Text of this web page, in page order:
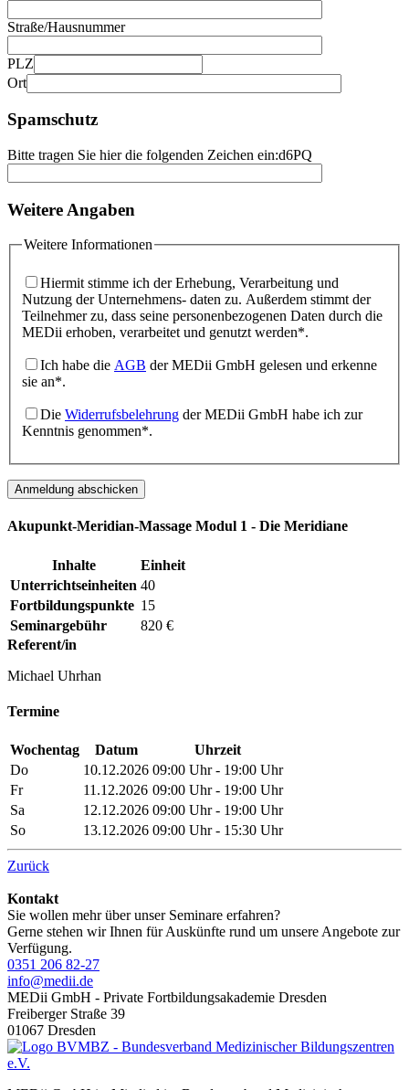
Straße/Hausnummer
PLZ
Ort
Spamschutz
Bitte tragen Sie hier die folgenden Zeichen ein:d6PQ
Weitere Angaben
Weitere Informationen
Hiermit stimme ich der Erhebung, Verarbeitung und
Nutzung der Unternehmens- daten zu. Außerdem stimmt der
Teilnehmer zu, dass seine personenbezogenen Daten durch die
MEDii erhoben, verarbeitet und genutzt werden*.
Ich habe die AGB der MEDii GmbH gelesen und erkenne
sie an*.
Die Widerrufsbelehrung der MEDii GmbH habe ich zur
Kenntnis genommen*.
Akupunkt-Meridian-Massage Modul 1 - Die Meridiane
Inhalte
Einheit
Unterrichtseinheiten 40
Fortbildungspunkte 15
Seminargebühr
820 €
Referent/in
Michael Uhrhan
Termine
Wochentag Datum
Uhrzeit
Do
10.12.2026 09:00 Uhr - 19:00 Uhr
Fr
11.12.2026 09:00 Uhr - 19:00 Uhr
Sa
12.12.2026 09:00 Uhr - 19:00 Uhr
So
13.12.2026 09:00 Uhr - 15:30 Uhr
Zurück
Kontakt
Sie wollen mehr über unser Seminare erfahren?
Gerne stehen wir Ihnen für Auskünfte rund um unsere Angebote zur
Verfügung.
0351 206 82-27
info@medii.de
MEDii GmbH - Private Fortbildungsakademie Dresden
Freiberger Straße 39
01067 Dresden